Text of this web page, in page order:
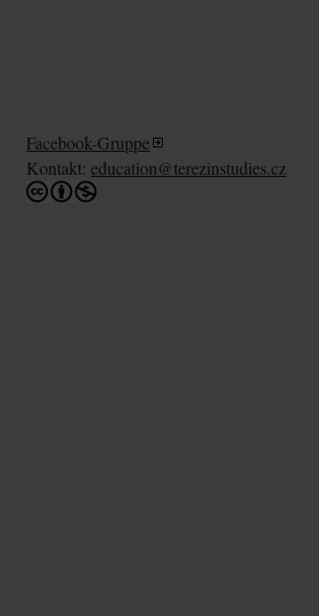
Facebook-Gruppe
Kontakt: education@terezinstudies.cz